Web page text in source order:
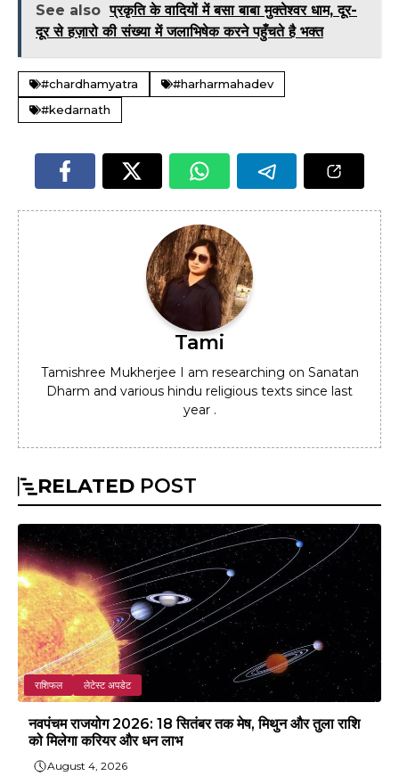
See also प्रकृति के वादियों में बसा बाबा मुक्तेश्वर धाम, दूर-
दूर से हज़ारो की संख्या में जलाभिषेक करने पहुँचते है भक्त
#chardhamyatra
#harharmahadev
#kedarnath
Tami
Tamishree Mukherjee I am researching on Sanatan
Dharm and various hindu religious texts since last
year .
RELATED POST
राशिफल लेटेस्ट अपडेट
नवपंचम राजयोग 2026: 18 सितंबर तक मेष, मिथुन और तुला राशि
को मिलेगा करियर और धन लाभ
August 4, 2026